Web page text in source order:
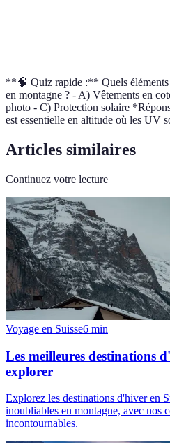
**🧠 Quiz rapide :** Quels
en montagne ? - A) Vêtements en
photo - C) Protection solaire
est essentielle en altitude où les UV
Articles similaires
Continuez votre lecture
Voyage en Suisse6 min
Les meilleures destinations
explorer
Explorez les destinations d'hiver en
inoubliables en montagne, avec nos
incontournables.